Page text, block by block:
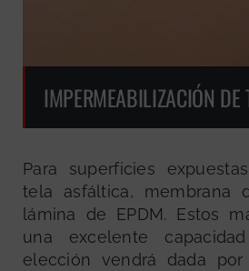
IMPERMEABILIZACIÓN DE
Para superficies
tela asfáltica, membrana
lámina de EPDM. Estos
una excelente
elección vendrá dada